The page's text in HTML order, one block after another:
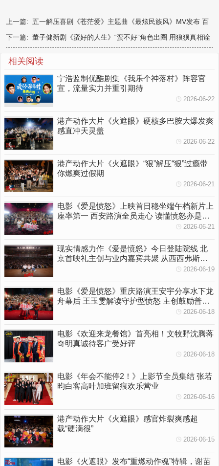
上一篇: 五一解压喜剧《苍茫爱》主题曲《最炫民族风》MV发布 百
场点映“提前练兵”430开启
下一篇: 董子健新剧《蛮好的人生》“蛮不好”角色出圈 用狼狈真相诠
相关阅读
宁浩监制优酷剧集《我乐个神落村》阵容官
宣，流量实力并重引期待
2026-06-22
港产动作大片《火遮眼》硬核多巴胺大爆发爽
感直冲天灵盖
2026-06-22
港产动作大片《火遮眼》“狠”解压“狠”过瘾带
你燃爽过假期
2026-06-21
电影《爱是愤怒》上映首日稳坐端午档新片上
座率第一 西安路演全员走心 读懂愤怒亦是温
2026-06-21
现实情感力作《爱是愤怒》今日登陆院线 北
京首映礼主创与业内嘉宾共聚 从西西弗斯到
2026-06-19
电影《爱是愤怒》重庆路演王安宇分享水下龙
舟幕后 王玉雯解读守护型愤怒 主创鼓励普通
2026-06-18
电影《欢迎来龙餐馆》首亮相！文牧野沈腾蒋
奇明真诚待客广受好评
2026-06-18
电影《年会不能停2！》上影节全员集结 张若
昀白客高叶加班留痕欢乐营业
2026-06-16
港产动作大片《火遮眼》感官炸裂爽感超
载“硬滴很”
2026-06-15
电影《火遮眼》发布“重燃动作魂”特辑，谢苗